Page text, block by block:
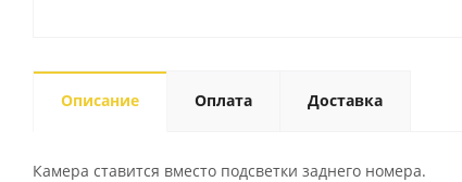
Описание Оплата Доставка
Камера ставится вместо подсветки заднего номера.